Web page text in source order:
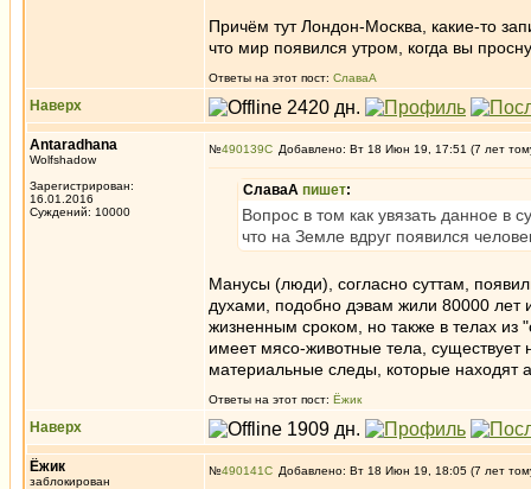
Причём тут Лондон-Москва, какие-то
что мир появился утром, когда вы
Ответы на этот пост: СлаваА
Наверх
Antaradhana
Wolfshadow
Зарегистрирован:
16.01.2016
Суждений: 10000
№490139 Добавлено: Вт 18 Июн 19, 17:51 (7 лет
СлаваА пишет:
Вопрос в том как увязать данное в
что на Земле вдруг появился
Манусы (люди), согласно суттам,
духами, подобно дэвам жили 80000 лет
жизненным сроком, но также в телах из
имеет мясо-животные тела, существует
материальные следы, которые находят
Ответы на этот пост: Ёжик
Наверх
Ёжик
заблокирован
№490141 Добавлено: Вт 18 Июн 19, 18:05 (7 лет